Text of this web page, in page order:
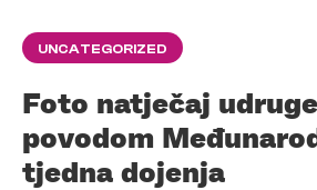
UNCATEGORIZED
Foto natječaj
povodom
tjedna dojenja